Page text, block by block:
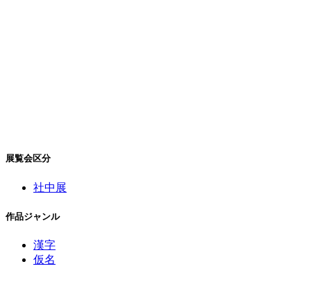
展覧会区分
社中展
作品ジャンル
漢字
仮名